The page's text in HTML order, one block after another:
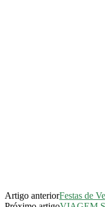
Artigo anteriorFestas de